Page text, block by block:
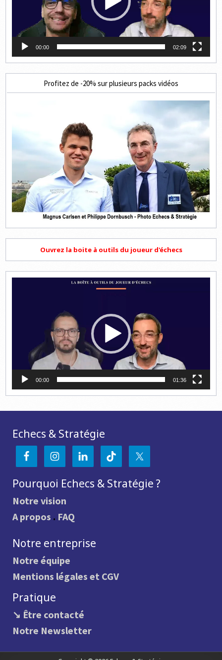
00:00 02:09
Profitez de -20% sur plusieurs packs vidéos
Ouvrez la boite à outils du joueur d'échecs
00:00 01:36
Echecs & Stratégie
Pourquoi Echecs & Stratégie ?
Notre vision
A propos . FAQ
Notre entreprise
Notre équipe
Mentions légales et CGV
Pratique
↘ Être contacté
Notre Newsletter